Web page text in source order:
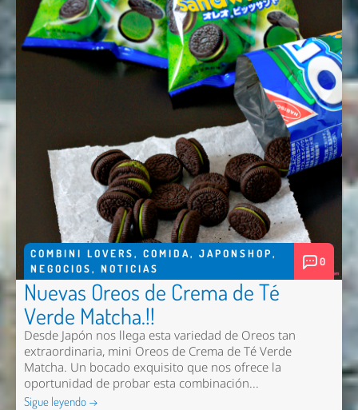
COMBINI LOVERS, COMIDA, JAPONSHOP,
NEGOCIOS, NOTICIAS
0
Nuevas Oreos de Crema de Té
Verde Matcha.!!
Desde Japón nos llega esta variedad de Oreos tan
extraordinaria, mini Oreos de Crema de Té Verde
Matcha. Un bocado exquisito que nos ofrece la
oportunidad de probar esta combinación...
Sigue leyendo →